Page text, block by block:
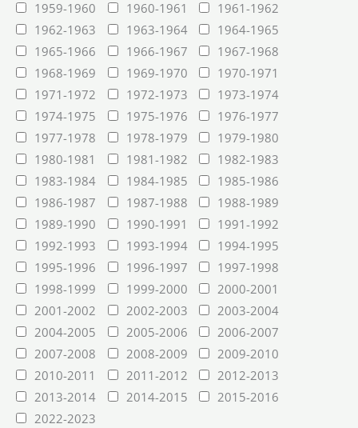
1959-1960
1960-1961
1961-1962
1962-1963
1963-1964
1964-1965
1965-1966
1966-1967
1967-1968
1968-1969
1969-1970
1970-1971
1971-1972
1972-1973
1973-1974
1974-1975
1975-1976
1976-1977
1977-1978
1978-1979
1979-1980
1980-1981
1981-1982
1982-1983
1983-1984
1984-1985
1985-1986
1986-1987
1987-1988
1988-1989
1989-1990
1990-1991
1991-1992
1992-1993
1993-1994
1994-1995
1995-1996
1996-1997
1997-1998
1998-1999
1999-2000
2000-2001
2001-2002
2002-2003
2003-2004
2004-2005
2005-2006
2006-2007
2007-2008
2008-2009
2009-2010
2010-2011
2011-2012
2012-2013
2013-2014
2014-2015
2015-2016
2022-2023